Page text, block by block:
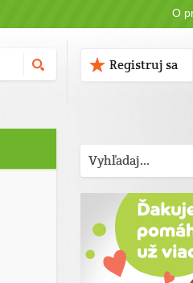
O
Registruj sa